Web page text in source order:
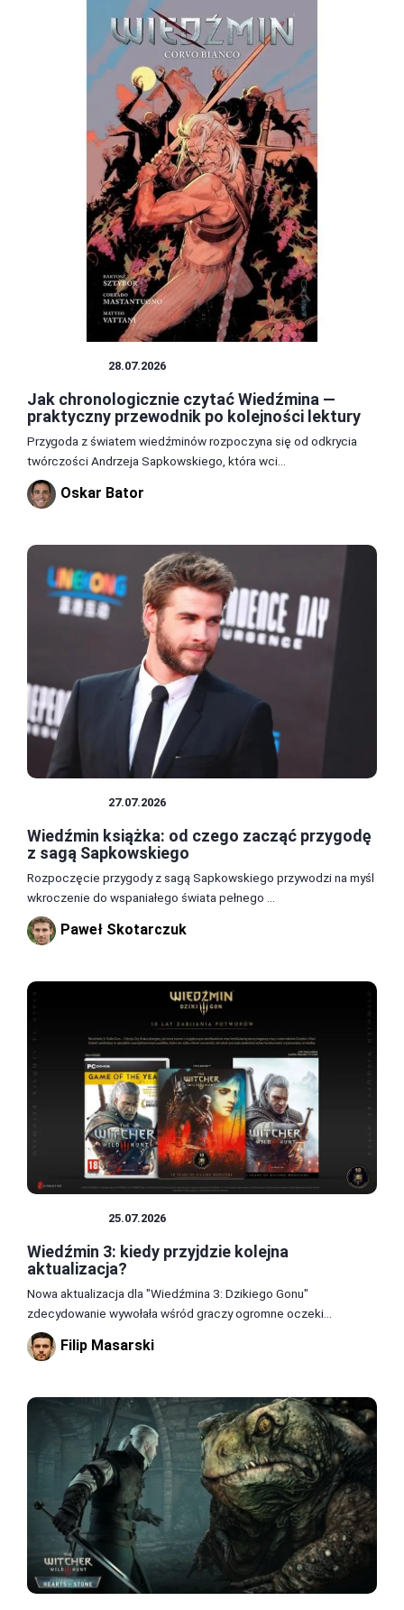
28.07.2026
Jak chronologicznie czytać Wiedźmina —
praktyczny przewodnik po kolejności lektury
Przygoda z światem wiedźminów rozpoczyna się od odkrycia
twórczości Andrzeja Sapkowskiego, która wci...
Oskar Bator
27.07.2026
Wiedźmin książka: od czego zacząć przygodę
z sagą Sapkowskiego
Rozpoczęcie przygody z sagą Sapkowskiego przywodzi na myśl
wkroczenie do wspaniałego świata pełnego ...
Paweł Skotarczuk
25.07.2026
Wiedźmin 3: kiedy przyjdzie kolejna
aktualizacja?
Nowa aktualizacja dla "Wiedźmina 3: Dzikiego Gonu"
zdecydowanie wywołała wśród graczy ogromne oczeki...
Filip Masarski